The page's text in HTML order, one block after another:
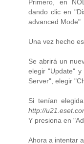
Primero, en
dando clic en
advanced Mode"
Una vez hecho
Se abrirá un
elegir "Update"
Server", elegir
Si tenían
http://
Y presiona en
Ahora a intentar